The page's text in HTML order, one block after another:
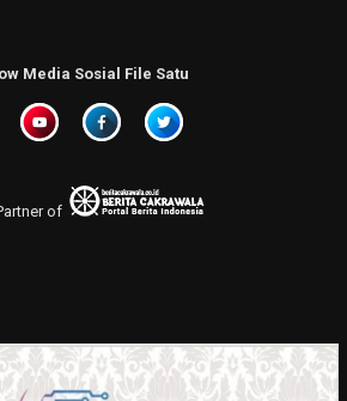
Media Sosial File Satu
of